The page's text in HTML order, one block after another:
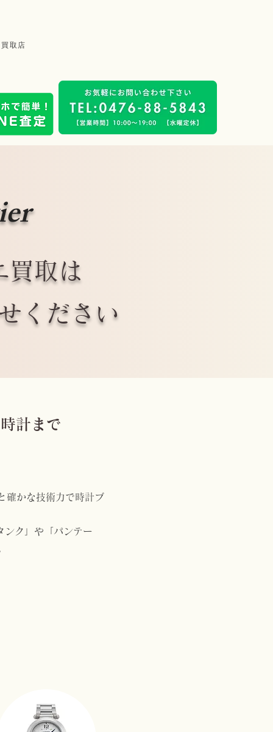
取店
買取は
ください
計まで
確かな技術力で時計ブ
ンク」や「パンテー